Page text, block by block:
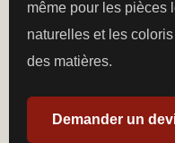
même pour les pièces
naturelles et les
des matières.
Demander un